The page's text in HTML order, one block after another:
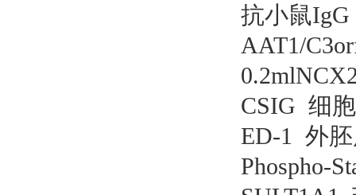
抗小鼠IgG
AAT1/
CSIG 细
ED-1 外
Phospho-